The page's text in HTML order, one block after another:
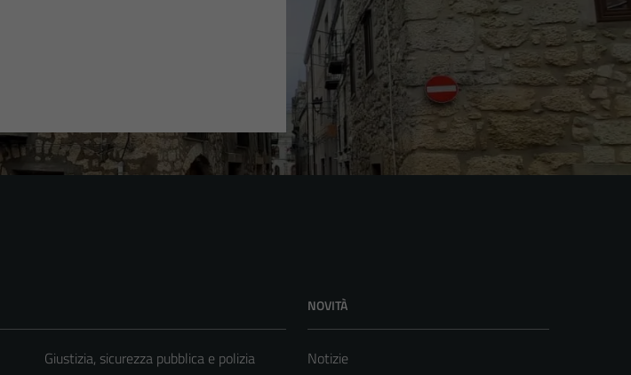
Giustizia, sicurezza pubblica e polizia
NOVITÀ
Notizie